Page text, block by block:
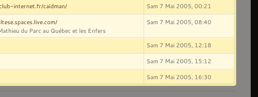
internet.fr/caidman/ Sam 7 Mai 2005, 00:21
du Parc au Québec et les Enfers
Sam 7 Mai 2005, 08:40
Sam 7 Mai 2005, 12:18
Sam 7 Mai 2005, 15:12
Sam 7 Mai 2005, 16:30